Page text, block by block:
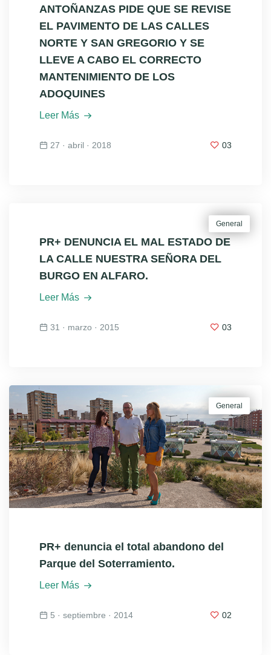
ANTOÑANZAS PIDE QUE SE REVISE
EL PAVIMENTO DE LAS CALLES
NORTE Y SAN GREGORIO Y SE
LLEVE A CABO EL CORRECTO
MANTENIMIENTO DE LOS
ADOQUINES
Leer Más
27 · abril · 2018 03
General
PR+ DENUNCIA EL MAL ESTADO DE
LA CALLE NUESTRA SEÑORA DEL
BURGO EN ALFARO.
Leer Más
31 · marzo · 2015 03
General
PR+ denuncia el total abandono del
Parque del Soterramiento.
Leer Más
5 · septiembre · 2014 02